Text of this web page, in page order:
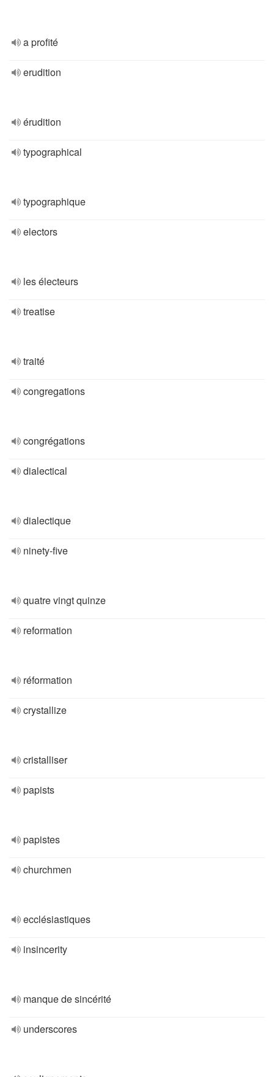
a profité
erudition
érudition
typographical
typographique
electors
les électeurs
treatise
traité
congregations
congrégations
dialectical
dialectique
ninety-five
quatre vingt quinze
reformation
réformation
crystallize
cristalliser
papists
papistes
churchmen
ecclésiastiques
insincerity
manque de sincérité
underscores